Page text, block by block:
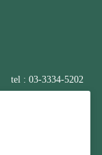
tel : 03-3334-5202